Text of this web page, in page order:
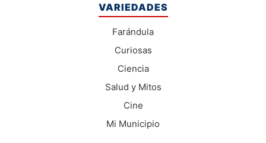
VARIEDADES
Farándula
Curiosas
Ciencia
Salud y Mitos
Cine
Mi Municipio